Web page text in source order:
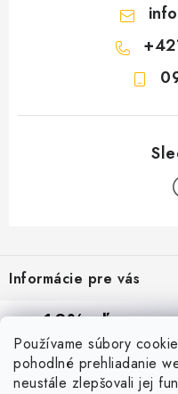
Používame súbory
pohodlné prehliadanie
neustále zlepšovali jej
info
p
ä
Informácie pre vás
Reklamácie a formulár na
Obchodné podmienky
Podmienky ochrany
Blog
10% zľava
Prihláste sa azískajte
budete